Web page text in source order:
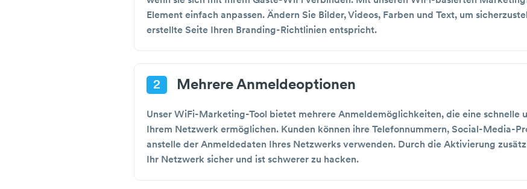
Element einfach anpassen. Ändern Sie Bilder, Videos, Farben und Text, um
erstellte Seite Ihren Branding-Richtlinien entspricht.
2 Mehrere Anmeldeoptionen
Unser WiFi-Marketing-Tool bietet mehrere Anmeldemöglichkeiten, die eine schnelle
Ihrem Netzwerk ermöglichen. Kunden können ihre Telefonnummern, Social-Media-
anstelle der Anmeldedaten Ihres Netzwerks verwenden. Durch die Aktivierung
Ihr Netzwerk sicher und ist schwerer zu hacken.